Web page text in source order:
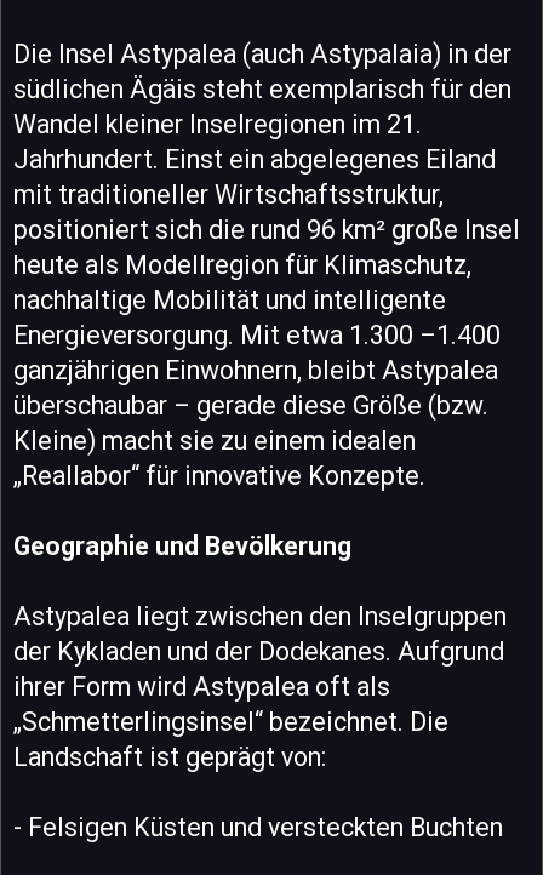
Die Insel Astypalea (auch Astypalaia) in der
südlichen Ägäis steht exemplarisch für den
Wandel kleiner Inselregionen im 21.
Jahrhundert. Einst ein abgelegenes Eiland
mit traditioneller Wirtschaftsstruktur,
positioniert sich die rund 96 km² große Insel
heute als Modellregion für Klimaschutz,
nachhaltige Mobilität und intelligente
Energieversorgung. Mit etwa 1.300 –1.400
ganzjährigen Einwohnern, bleibt Astypalea
überschaubar – gerade diese Größe (bzw.
Kleine) macht sie zu einem idealen
„Reallabor“ für innovative Konzepte.
Geographie und Bevölkerung
Astypalea liegt zwischen den Inselgruppen
der Kykladen und der Dodekanes. Aufgrund
ihrer Form wird Astypalea oft als
„Schmetterlingsinsel“ bezeichnet. Die
Landschaft ist geprägt von:
- Felsigen Küsten und versteckten Buchten